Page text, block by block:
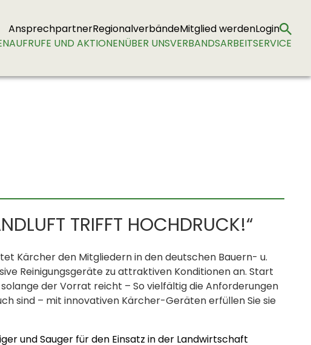
AnsprechpartnerRegionalverbändeMitglied werdenLogin
AUFRUFE UND AKTIONENÜBER UNSVERBANDSARBEITSERVICE
TRIFFT HOCHDRUCK!“
Kärcher den Mitgliedern in den deutschen Bauern- u.
Reinigungsgeräte zu attraktiven Konditionen an. Start
solange der Vorrat reicht – So vielfältig die Anforderungen
sind – mit innovativen Kärcher-Geräten erfüllen Sie sie
und Sauger für den Einsatz in der Landwirtschaft